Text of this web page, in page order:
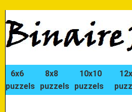
6x6
puzzels
8x8
puzzels
10x10
puzzels